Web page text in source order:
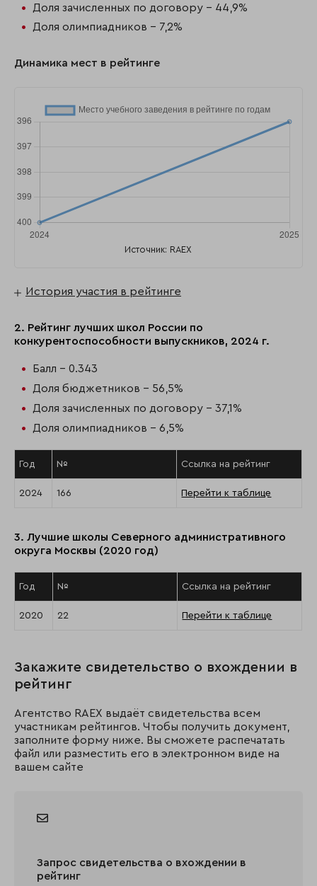
Доля зачисленных по договору - 44,9%
Доля олимпиадников - 7,2%
Динамика мест в рейтинге
Источник: RAEX
История участия в рейтинге
2. Рейтинг лучших школ России по
конкурентоспособности выпускников, 2024 г.
Балл - 0.343
Доля бюджетников - 56,5%
Доля зачисленных по договору - 37,1%
Доля олимпиадников - 6,5%
Год № Ссылка на рейтинг
2024 166 Перейти к таблице
3. Лучшие школы Северного административного
округа Москвы (2020 год)
Год № Ссылка на рейтинг
2020 22 Перейти к таблице
Закажите свидетельство о вхождении в
рейтинг
Агентство RAEX выдаёт свидетельства всем
участникам рейтингов. Чтобы получить документ,
заполните форму ниже. Вы сможете распечатать
файл или разместить его в электронном виде на
вашем сайте
Запрос свидетельства о вхождении в
рейтинг